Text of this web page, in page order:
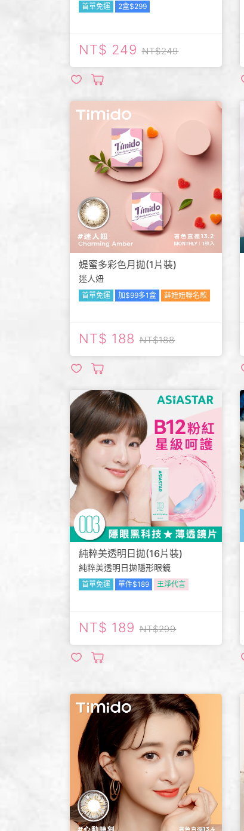
首單免運 2盒$299
249 249
媞蜜多彩色月拋(1片裝)
迷人妞
首單免運 加$99多1盒 薛妞妞聯名款
188 188
純粹美透明日拋(16片裝)
純粹美透明日拋隱形眼鏡
首單免運 單件$189 王淨代言
189 299